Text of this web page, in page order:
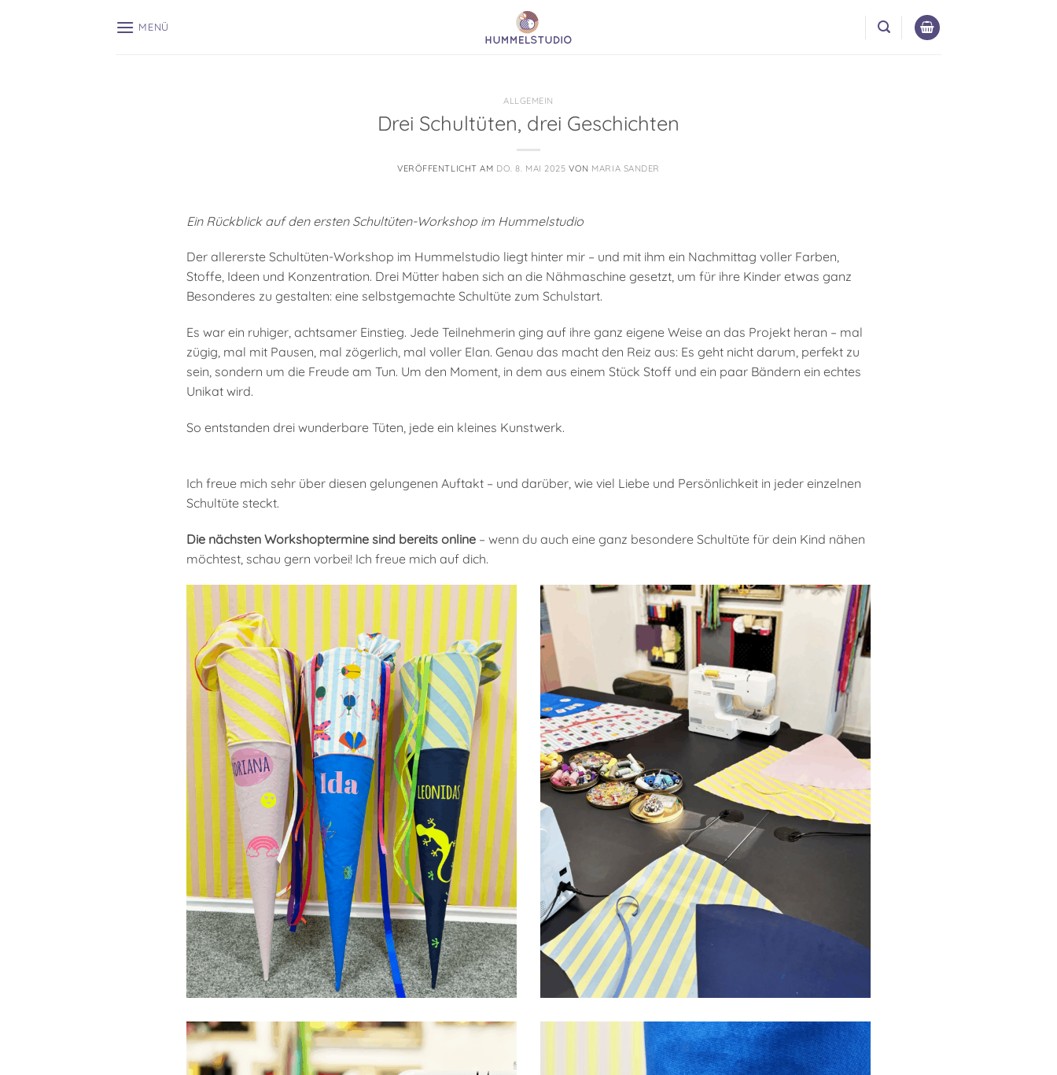
MENÜ
ALLGEMEIN
Drei Schultüten, drei Geschichten
VERÖFFENTLICHT AM DO. 8. MAI 2025 VON MARIA SANDER
Ein Rückblick auf den ersten Schultüten-Workshop im Hummelstudio
Der allererste Schultüten-Workshop im Hummelstudio liegt hinter mir – und mit ihm ein Nachmittag voller Farben,
Stoffe, Ideen und Konzentration. Drei Mütter haben sich an die Nähmaschine gesetzt, um für ihre Kinder etwas ganz
Besonderes zu gestalten: eine selbstgemachte Schultüte zum Schulstart.
Es war ein ruhiger, achtsamer Einstieg. Jede Teilnehmerin ging auf ihre ganz eigene Weise an das Projekt heran – mal
zügig, mal mit Pausen, mal zögerlich, mal voller Elan. Genau das macht den Reiz aus: Es geht nicht darum, perfekt zu
sein, sondern um die Freude am Tun. Um den Moment, in dem aus einem Stück Stoff und ein paar Bändern ein echtes
Unikat wird.
So entstanden drei wunderbare Tüten, jede ein kleines Kunstwerk.
Ich freue mich sehr über diesen gelungenen Auftakt – und darüber, wie viel Liebe und Persönlichkeit in jeder einzelnen
Schultüte steckt.
Die nächsten Workshoptermine sind bereits online – wenn du auch eine ganz besondere Schultüte für dein Kind nähen
möchtest, schau gern vorbei! Ich freue mich auf dich.